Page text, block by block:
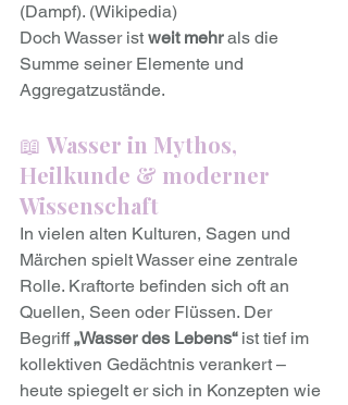
(Dampf). (Wikipedia)
Doch Wasser ist weit mehr als die
Summe seiner Elemente und
Aggregatzustände.
📖 Wasser in Mythos,
Heilkunde & moderner
Wissenschaft
In vielen alten Kulturen, Sagen und
Märchen spielt Wasser eine zentrale
Rolle. Kraftorte befinden sich oft an
Quellen, Seen oder Flüssen. Der
Begriff „Wasser des Lebens“ ist tief im
kollektiven Gedächtnis verankert –
heute spiegelt er sich in Konzepten wie